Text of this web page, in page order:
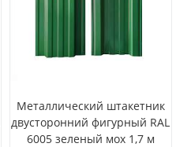
Металлический штакетник
двусторонний фигурный RAL
6005 зеленый мох 1,7 м